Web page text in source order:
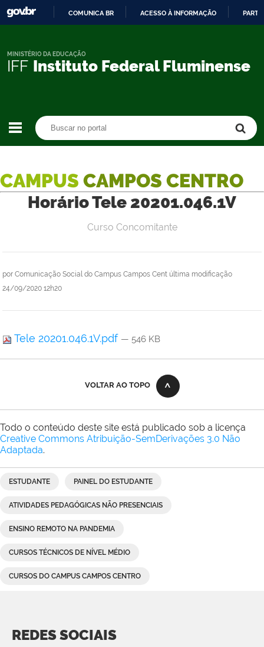
CONTEÚDO
COMUNICA BR ACESSO À INFORMAÇÃO
IFF Instituto Federal Fluminense
MINISTÉRIO DA EDUCAÇÃO
CAMPUS CAMPOS CENTRO
Horário Tele 20201.046.1V
por Comunicação Social do Campus Campos Cent última modificação
24/09/2020 12h20
Curso Concomitante
Tele 20201.046.1V.pdf — 546 KB
VOLTAR AO TOPO
Todo o conteúdo deste site está publicado sob a licença
Creative Commons Atribuição-SemDerivações 3.0 Não
Adaptada.
ESTUDANTE PAINEL DO ESTUDANTE
ATIVIDADES PEDAGÓGICAS NÃO PRESENCIAIS
ENSINO REMOTO NA PANDEMIA
CURSOS TÉCNICOS DE NÍVEL MÉDIO
CURSOS DO CAMPUS CAMPOS CENTRO
REDES SOCIAIS